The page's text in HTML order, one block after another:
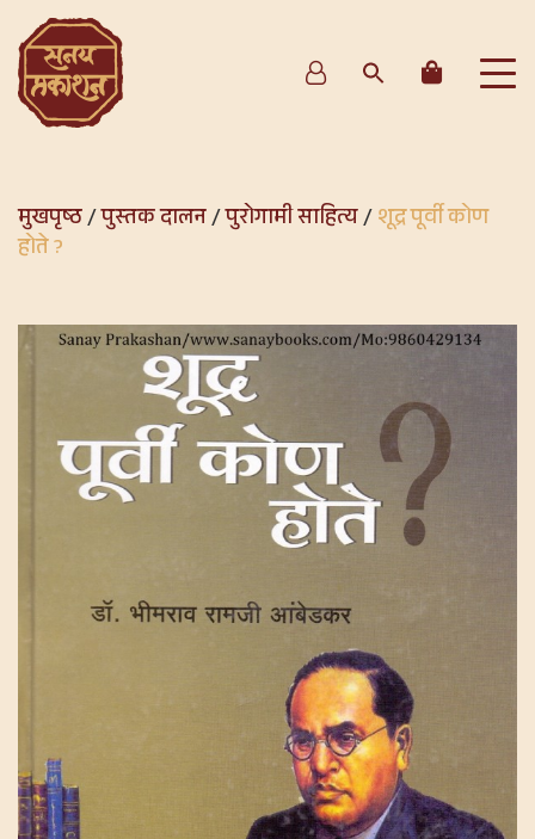
मुखपृष्ठ/पुस्तक दालन/पुरोगामी साहित्य/शूद्र पूर्वी कोण
होते ?